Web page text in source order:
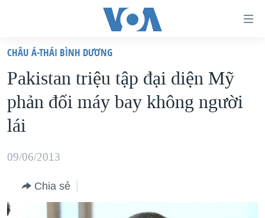
truy
cập
Tới
nội
chính
hướng
VIỆT NAM
HOA KỲ
BIỂN ĐÔNG
THẾ GIỚI
DIỄN ĐÀN
CHÂU Á-THÁI BÌNH DƯƠNG
Pakistan triệu tập đại diện Mỹ
phản đối máy bay không người
lái
09/06/2013
Chia sẻ